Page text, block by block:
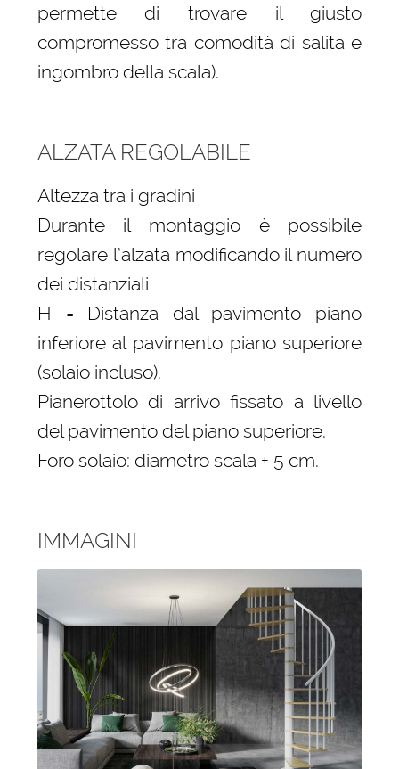
permette di trovare il giusto
compromesso tra comodità di salita e
ingombro della scala).
ALZATA REGOLABILE
Altezza tra i gradini
Durante il montaggio è possibile
regolare l’alzata modificando il numero
dei distanziali
H = Distanza dal pavimento piano
inferiore al pavimento piano superiore
(solaio incluso).
Pianerottolo di arrivo fissato a livello
del pavimento del piano superiore.
Foro solaio: diametro scala + 5 cm.
IMMAGINI